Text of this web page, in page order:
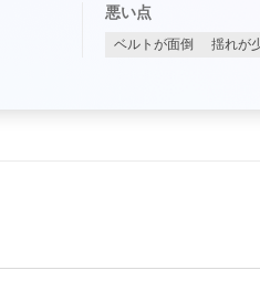
悪い点
ベルトが面倒 揺れが